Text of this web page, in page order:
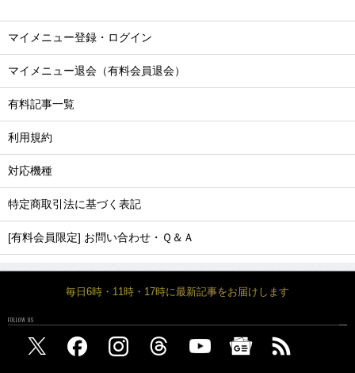
マイメニュー登録・ログイン
マイメニュー退会（有料会員退会）
有料記事一覧
利用規約
対応機種
特定商取引法に基づく表記
[有料会員限定] お問い合わせ・Ｑ＆Ａ
毎日6時・11時・17時に最新記事をお届けします
FOLLOW US